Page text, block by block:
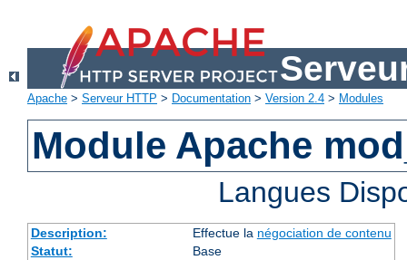
Apache > Serveur HTTP > Documentation > Version 2.4 > Modules
Module Apache
Langues
Description: Effectue la négociation de contenu
Statut:
Base